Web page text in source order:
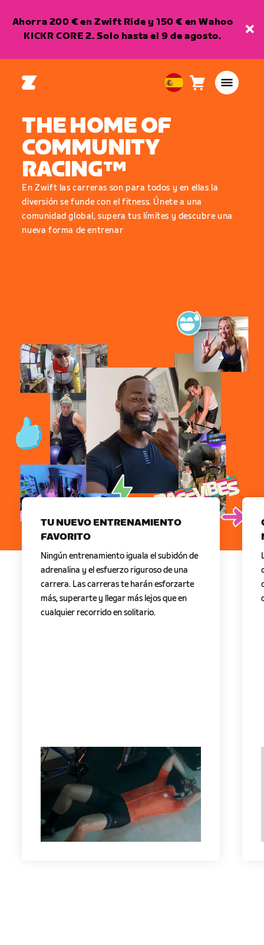
Ahorra 200 € en Zwift Ride y 150 € en Wahoo
KICKR CORE 2. Solo hasta el 9 de agosto.
European
Español
Carro0
THE HOME OF
COMMUNITY
RACING™
En Zwift las carreras son para todos y en ellas la
diversión se funde con el fitness. Únete a una
comunidad global, supera tus límites y descubre una
nueva forma de entrenar
TU NUEVO ENTRENAMIENTO
FAVORITO
Ningún entrenamiento iguala el subidón de
adrenalina y el esfuerzo riguroso de una
carrera. Las carreras te harán esforzarte
más, superarte y llegar más lejos que en
cualquier recorrido en solitario.